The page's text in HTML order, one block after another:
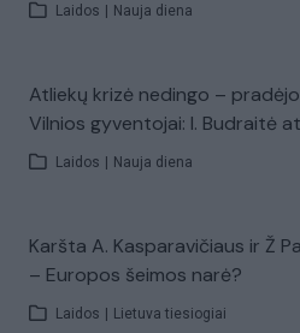
Laidos Nauja diena
Atliekų krizė nedingo –
Vilnios gyventojai: I. Budraitė
Laidos Nauja diena
Karšta A. Kasparavičiaus ir Ž
– Europos šeimos narė?
Laidos Lietuva tiesiogiai